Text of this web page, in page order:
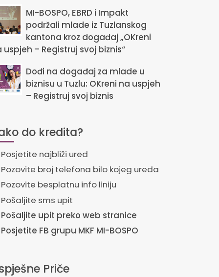
MI-BOSPO, EBRD i Impakt
podržali mlade iz Tuzlanskog
kantona kroz događaj „OKreni
uspjeh – Registruj svoj biznis“
Dođi na događaj za mlade u
biznisu u Tuzlu: OKreni na uspjeh
– Registruj svoj biznis
do kredita?
najbliži ured
broj telefona bilo kojeg ureda
besplatnu info liniju
sms upit
upit preko web stranice
FB grupu MKF MI-BOSPO
Priče